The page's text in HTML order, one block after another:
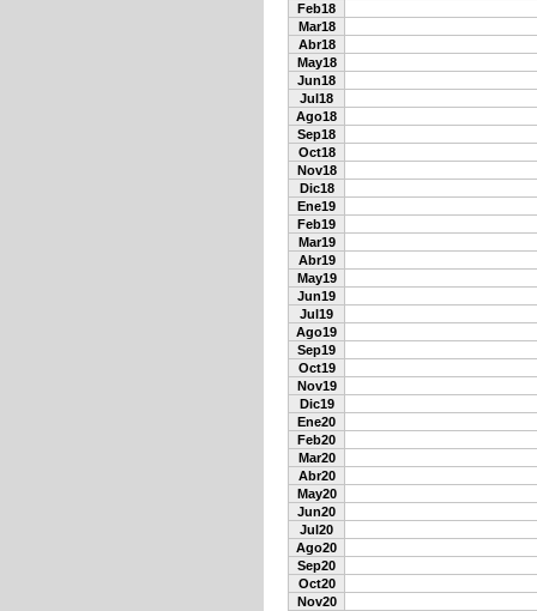
Feb18
Mar18
Abr18
May18
Jun18
Jul18
Ago18
Sep18
Oct18
Nov18
Dic18
Ene19
Feb19
Mar19
Abr19
May19
Jun19
Jul19
Ago19
Sep19
Oct19
Nov19
Dic19
Ene20
Feb20
Mar20
Abr20
May20
Jun20
Jul20
Ago20
Sep20
Oct20
Nov20